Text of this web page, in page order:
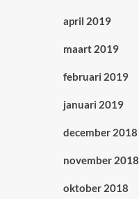
april 2019
maart 2019
februari 2019
januari 2019
december 2018
november 2018
oktober 2018